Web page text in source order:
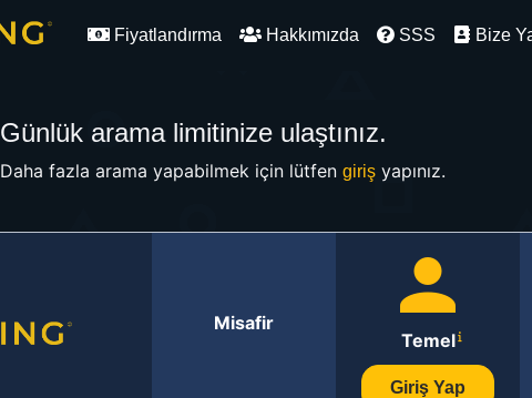
Fiyatlandırma Hakkımızda SSS Bize
Günlük arama limitinize ulaştınız.
Daha fazla arama yapabilmek için lütfen girişyapınız.
Misafir
Temel
Giriş Yap